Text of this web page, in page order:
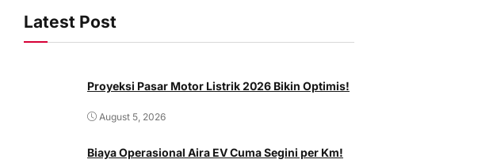
Latest Post
Proyeksi Pasar Motor Listrik 2026 Bikin Optimis!
August 5, 2026
Biaya Operasional Aira EV Cuma Segini per Km!